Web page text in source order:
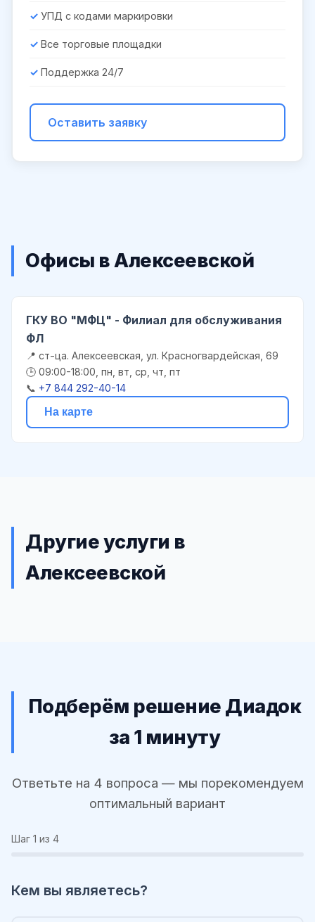
УПД с кодами маркировки
Все торговые площадки
Поддержка 24/7
Оставить заявку
Офисы в Алексеевской
ГКУ ВО "МФЦ" - Филиал для обслуживания
ФЛ
📍 ст-ца. Алексеевская, ул. Красногвардейская, 69
🕒 09:00-18:00, пн, вт, ср, чт, пт
📞 +7 844 292-40-14
На карте
Другие услуги в
Алексеевской
Подберём решение Диадок
за 1 минуту
Ответьте на 4 вопроса — мы порекомендуем
оптимальный вариант
Шаг 1 из 4
Кем вы являетесь?